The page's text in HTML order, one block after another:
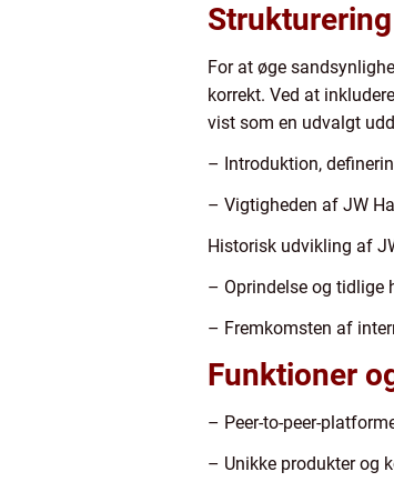
For at øge
korrekt. Ved at
vist som en udvalgt
– Introduktion,
– Vigtigheden af JW
Historisk udvikling af
– Oprindelse og tidlige
– Fremkomsten af
Funktioner
– Peer-to-peer-
– Unikke produkter og